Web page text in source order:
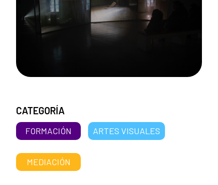
CATEGORÍA
FORMACIÓN ARTES VISUALES
MEDIACIÓN